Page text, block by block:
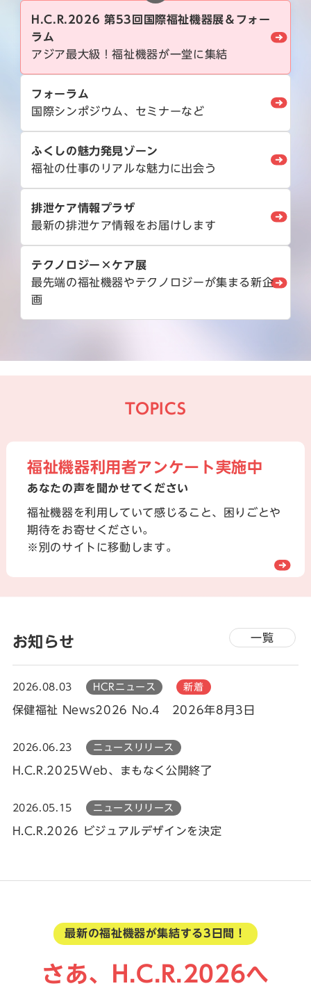
H.C.R.2026 第53回国際福祉機器展＆フォー
ラム
アジア最大級！福祉機器が一堂に集結
フォーラム
国際シンポジウム、セミナーなど
ふくしの魅力発見ゾーン
福祉の仕事のリアルな魅力に出会う
排泄ケア情報プラザ
最新の排泄ケア情報をお届けします
テクノロジー×ケア展
最先端の福祉機器やテクノロジーが集まる新企
画
TOPICS
福祉機器利用者アンケート実施中
あなたの声を聞かせてください
福祉機器を利用していて感じること、困りごとや
期待をお寄せください。
※別のサイトに移動します。
お知らせ 一覧
2026.08.03 HCRニュース 新着
保健福祉 News2026 No.4 2026年8月3日
2026.06.23 ニュースリリース
H.C.R.2025Web、まもなく公開終了
2026.05.15 ニュースリリース
H.C.R.2026 ビジュアルデザインを決定
最新の福祉機器が集結する3日間！
さあ、H.C.R.2026へ